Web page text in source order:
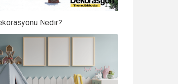
Nedir?